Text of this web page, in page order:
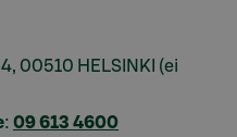
00510 HELSINKI (ei
: 09 613 4600